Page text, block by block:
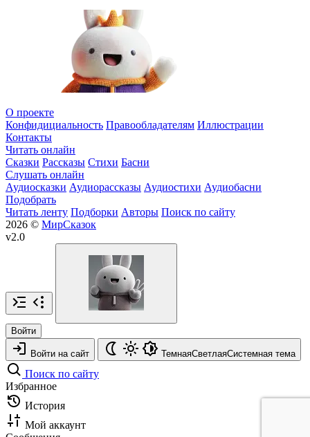
О проекте
Конфидициальность Правообладателям Иллюстрации
Контакты
Читать онлайн
Сказки Рассказы Стихи Басни
Слушать онлайн
Аудиосказки Аудиорассказы Аудиостихи Аудиобасни
Подобрать
Читать ленту Подборки Авторы Поиск по сайту
2026 © МирСказок
v2.0
Войти
Войти на сайт ТемнаяСветлаяСистемная тема
Поиск по сайту
Избранное
История
Мой аккаунт